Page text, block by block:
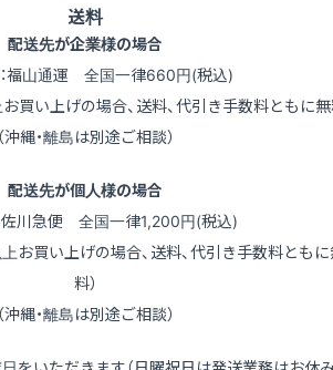
送料
配送先が企業様の場合
福山通運 全国一律660円(税込)
買い上げの場合、送料、代引き手数料ともに無
（沖縄・離島は別途ご相談）
配送先が個人様の場合
佐川急便 全国一律1,200円(税込)
お買い上げの場合、送料、代引き手数料とも
料）
（沖縄・離島は別途ご相談）